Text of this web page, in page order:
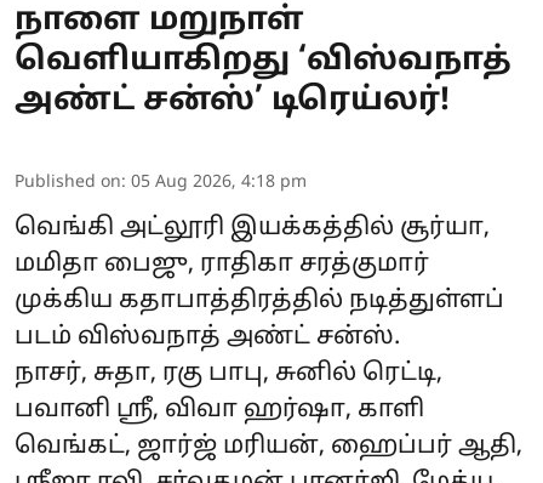
நாளை மறுநாள்
வெளியாகிறது ‘விஸ்வநாத்
அண்ட் சன்ஸ்’ டிரெய்லர்!
Published on: 05 Aug 2026, 4:18 pm
வெங்கி அட்லூரி இயக்கத்தில் சூர்யா,
மமிதா பைஜு, ராதிகா சரத்குமார்
முக்கிய கதாபாத்திரத்தில் நடித்துள்ளப்
படம் விஸ்வநாத் அண்ட் சன்ஸ்.
நாசர், சுதா, ரகு பாபு, சுனில் ரெட்டி,
பவானி ஸ்ரீ, விவா ஹர்ஷா, காளி
வெங்கட், ஜார்ஜ் மரியன், ஹைப்பர் ஆதி,